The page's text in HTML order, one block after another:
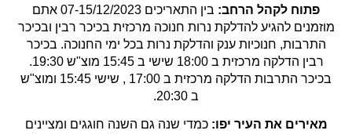
פתוח לקהל הרחב: ב
ין התאריכים 07-15/12/2023 אתם
מוזמנים להגיע להדלקת נרות חנוכה מרכזית בכיכר רבין ובכיכר
התרבות, חנוכיות ענק והדלקת נרות בכל ימי החנוכה. בכיכר
רבין הדלקה מרכזית ב 18:00 שישי ב 15:45 מוצ"ש 19:30.
בכיכר התרבות הדלקה מרכזית ב 17:00 , שישי 15:45 ומוצ"ש
ב 20:30.
מאירים את העיר יפו: כמדי שנה גם השנה חוגגים ומציינים